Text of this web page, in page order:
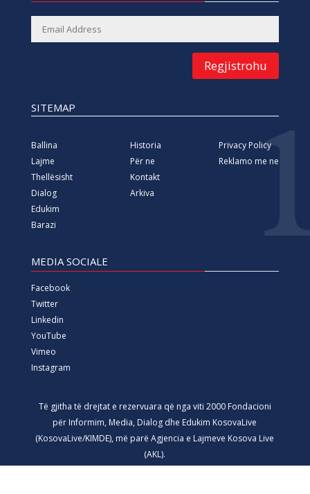
Regjistrohu
SITEMAP
Ballina
Lajme
Thellësisht
Dialog
Edukim
Barazi
Historia
Për ne
Kontakt
Arkiva
Privacy Policy
Reklamo me ne
MEDIA SOCIALE
Facebook
Twitter
Linkedin
YouTube
Vimeo
Instagram
Të gjitha të drejtat e rezervuara që nga viti 2000 Fondacioni
për Informim, Media, Dialog dhe Edukim KosovaLive
(KosovaLive/KIMDE), më parë Agjencia e Lajmeve Kosova Live
(AKL).